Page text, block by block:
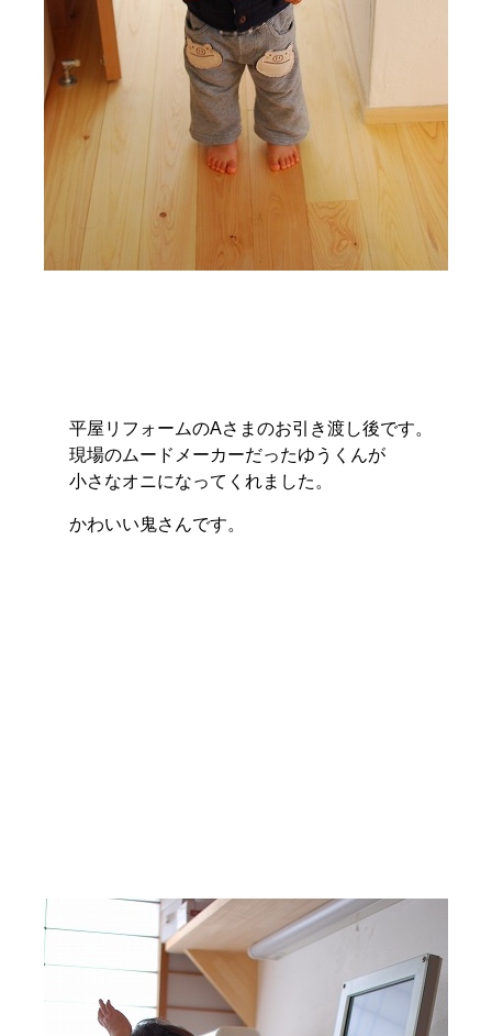
平屋リフォームのAさまのお引き渡し後です。
現場のムードメーカーだったゆうくんが
小さなオニになってくれました。
かわいい鬼さんです。